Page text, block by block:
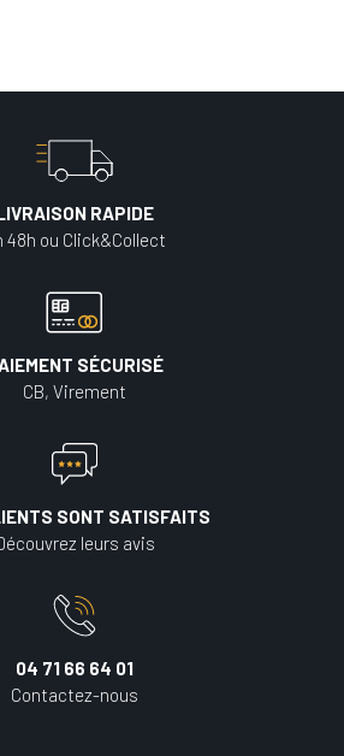
RAPIDE
48h ou Click&Collect
SÉCURISÉ
CB, Virement
SONT SATISFAITS
leurs avis
04 71 66 64 01
Contactez-nous